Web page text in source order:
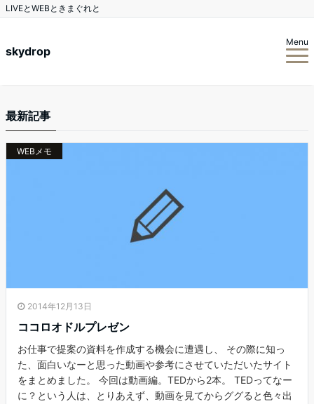
LIVEとWEBときまぐれと
skydrop
Menu
最新記事
WEBメモ
2014年12月13日
ココロオドルプレゼン
お仕事で提案の資料を作成する機会に遭遇し、 その際に知っ
た、面白いなーと思った動画や参考にさせていただいたサイト
をまとめました。 今回は動画編。TEDから2本。 TEDってなー
に？という人は、とりあえず、動画を見てからググると色々出